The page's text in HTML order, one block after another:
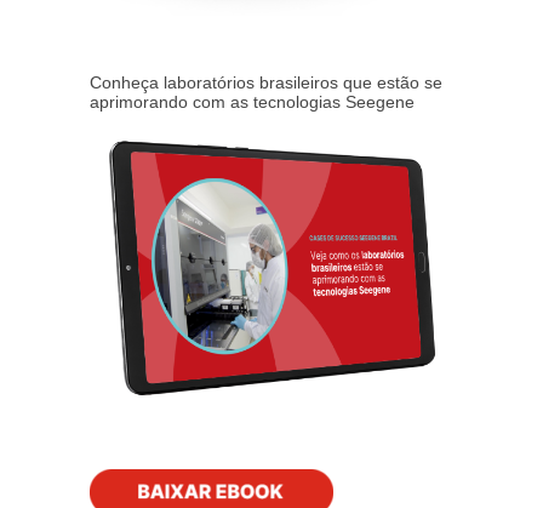
Conheça laboratórios brasileiros que estão se
aprimorando com as tecnologias Seegene